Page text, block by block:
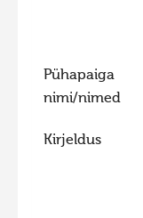
Hiite
Hiite
Hiite
Hiite
Hiite
Hiite
Pühapaiga
nimi/nimed
Kirjeldus